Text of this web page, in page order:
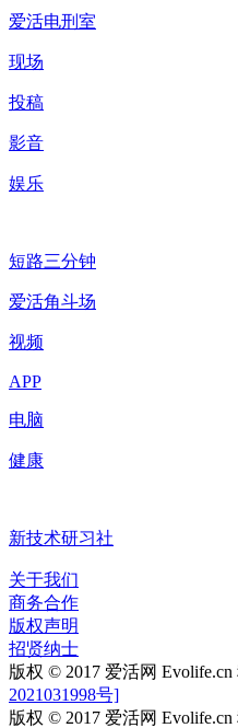
爱活电刑室
现场
投稿
影音
娱乐
短路三分钟
爱活角斗场
视频
APP
电脑
健康
新技术研习社
关于我们
商务合作
版权声明
招贤纳士
版权 © 2017 爱活网
2021031998号]
版权 © 2017 爱活网